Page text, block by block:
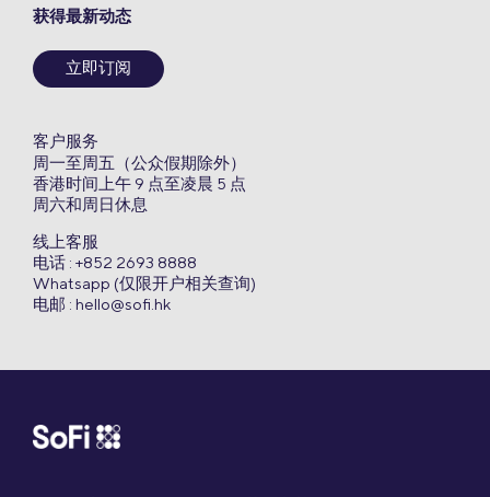
获得最新动态
立即订阅
客户服务
周一至周五（公众假期除外）
香港时间上午 9 点至凌晨 5 点
周六和周日休息
线上客服
电话 : +852 2693 8888
Whatsapp (仅限开户相关查询)
电邮 : hello@sofi.hk